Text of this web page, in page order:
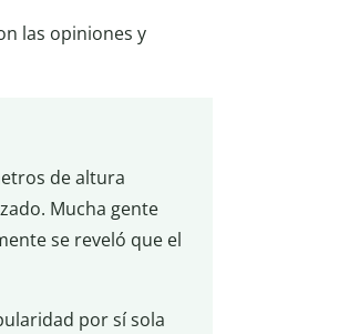
las opiniones y
de altura
Mucha gente
se reveló que el
por sí sola